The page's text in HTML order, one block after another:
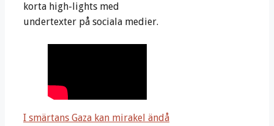
korta high-lights med
undertexter på sociala medier.
I smärtans Gaza kan mirakel ändå